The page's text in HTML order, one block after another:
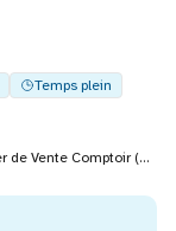
Temps plein
Conseiller de Vente Comptoir (H/F)